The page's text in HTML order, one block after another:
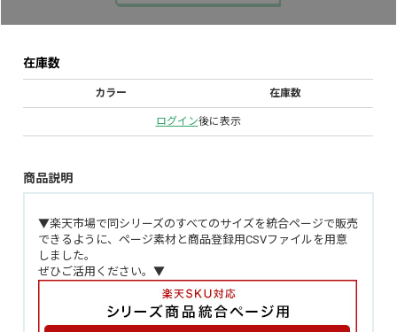
在庫数
カラー 在庫数
ログイン後に表示
商品説明
▼楽天市場で同シリーズのすべてのサイズを統合ページで販売
できるように、ページ素材と商品登録用CSVファイルを用意
しました。
ぜひご活用ください。▼